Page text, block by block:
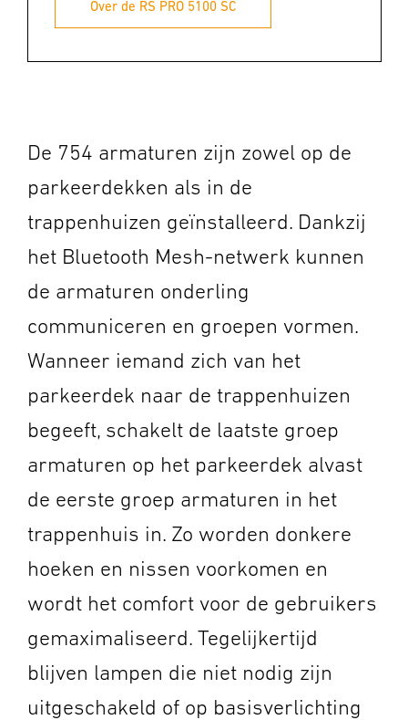
Over de RS PRO 5100 SC
De 754 armaturen zijn zowel op de
parkeerdekken als in de
trappenhuizen geïnstalleerd. Dankzij
het Bluetooth Mesh-netwerk kunnen
de armaturen onderling
communiceren en groepen vormen.
Wanneer iemand zich van het
parkeerdek naar de trappenhuizen
begeeft, schakelt de laatste groep
armaturen op het parkeerdek alvast
de eerste groep armaturen in het
trappenhuis in. Zo worden donkere
hoeken en nissen voorkomen en
wordt het comfort voor de gebruikers
gemaximaliseerd. Tegelijkertijd
blijven lampen die niet nodig zijn
uitgeschakeld of op basisverlichting